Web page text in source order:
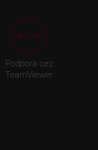
Podpora cez
TeamViewer